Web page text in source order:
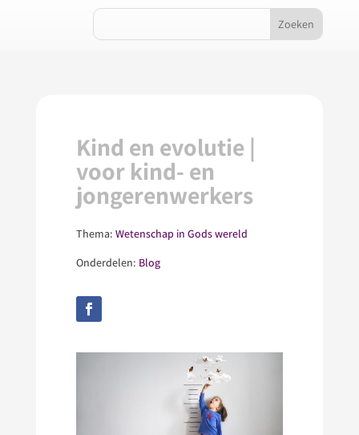
Kind en evolutie |
voor kind- en
jongerenwerkers
Thema: Wetenschap in Gods wereld
Onderdelen: Blog